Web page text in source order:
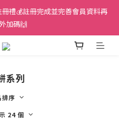
禮💰註冊完成並完善會員資料再
加碼🙌
系列
排序
24 個